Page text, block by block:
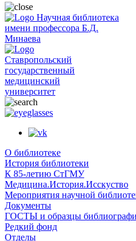
Научная библиотека
имени профессора Б.Д.
Минаева
Ставропольский
государственный
медицинский
университет
О библиотеке
История библиотеки
К 85-летию СтГМУ
Медицина.История.Исскуство
Мероприятия научной
Документы
ГОСТЫ и образцы
Редкий фонд
Отделы